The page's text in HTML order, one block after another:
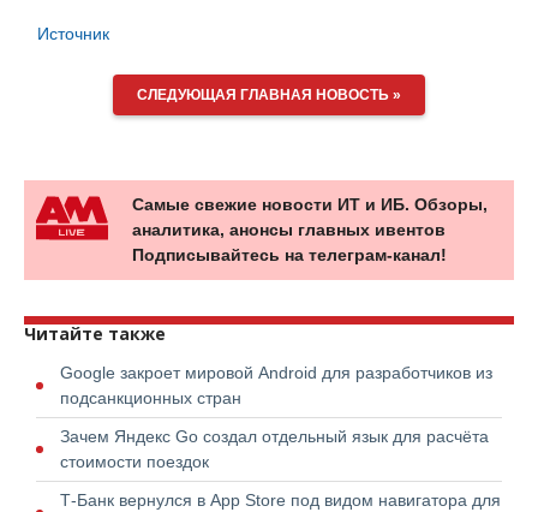
Источник
СЛЕДУЮЩАЯ ГЛАВНАЯ НОВОСТЬ »
Самые свежие новости ИТ и ИБ. Обзоры,
аналитика, анонсы главных ивентов
Подписывайтесь на телеграм-канал!
Читайте также
Google закроет мировой Android для разработчиков из
подсанкционных стран
Зачем Яндекс Go создал отдельный язык для расчёта
стоимости поездок
Т-Банк вернулся в App Store под видом навигатора для